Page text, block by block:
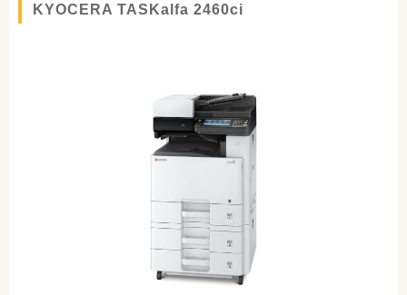
KYOCERA TASKalfa 2460ci